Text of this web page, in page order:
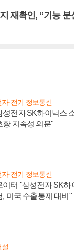
재확인, “기능 분
자·전기·정보통신
성전자 SK하이닉스
황 지속성 의문"
자·전기·정보통신
이터 "삼성전자 SK하
, 미국 수출통제 대비"
설